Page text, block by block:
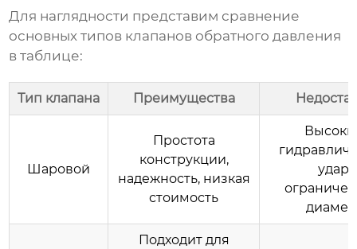
Для наглядности представим сравнение
основных типов клапанов обратного давления
в таблице:
Тип клапана Преимущества
Шаровой
Простота
конструкции,
надежность, низкая
стоимость
удар,
Подходит для